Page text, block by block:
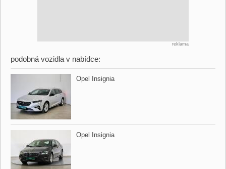
reklama
podobná vozidla v nabídce:
Opel Insignia
Opel Insignia